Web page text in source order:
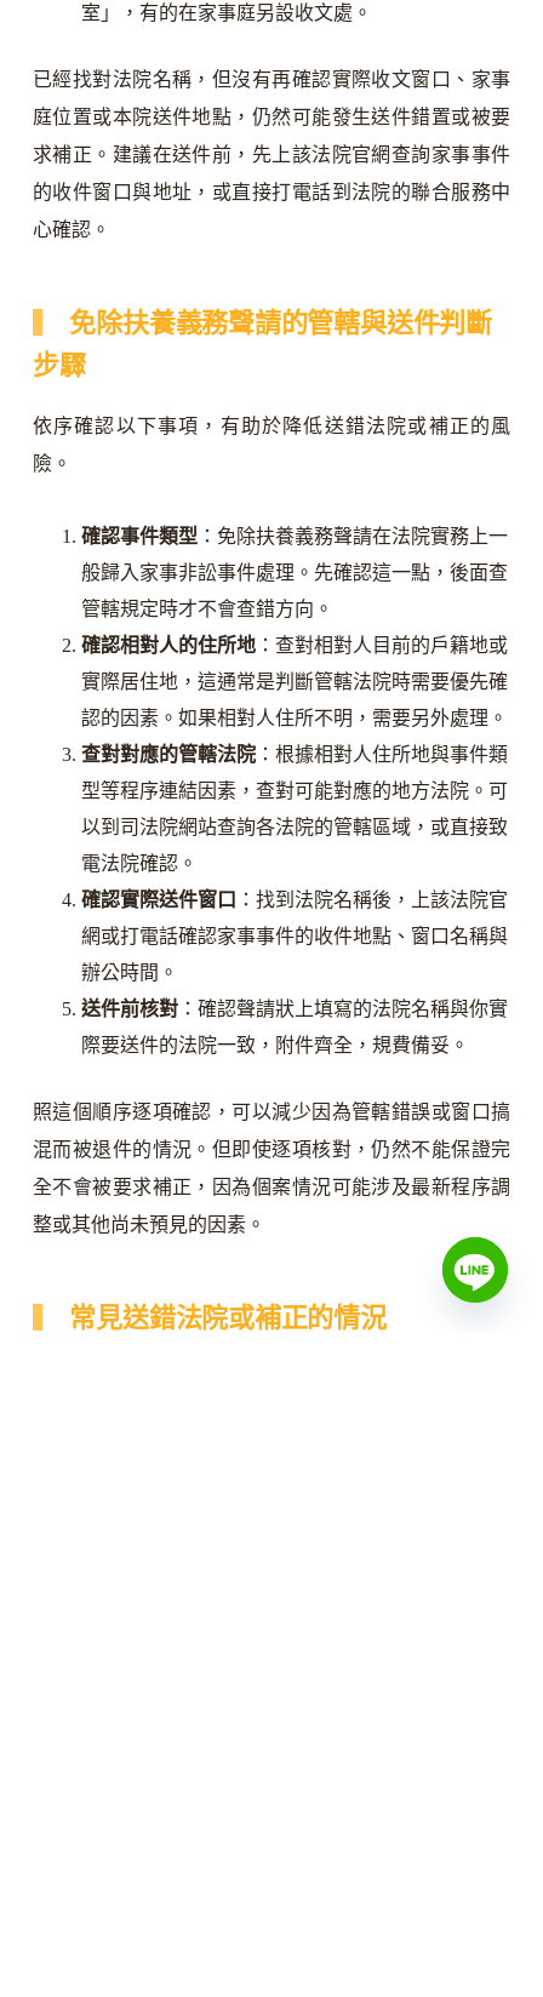
室」，有的在家事庭另設收文處。
已經找對法院名稱，但沒有再確認實際收文窗口、家事
庭位置或本院送件地點，仍然可能發生送件錯置或被要
求補正。建議在送件前，先上該法院官網查詢家事事件
的收件窗口與地址，或直接打電話到法院的聯合服務中
心確認。
免除扶養義務聲請的管轄與送件判斷
步驟
依序確認以下事項，有助於降低送錯法院或補正的風
險。
確認事件類型 ：免除扶養義務聲請在法院實務上一
般歸入家事非訟事件處理。先確認這一點，後面查
管轄規定時才不會查錯方向。
確認相對人的住所地：查對相對人目前的戶籍地或
實際居住地，這通常是判斷管轄法院時需要優先確
認的因素。如果相對人住所不明，需要另外處理。
查對對應的管轄法院：根據相對人住所地與事件類
型等程序連結因素，查對可能對應的地方法院。可
以到司法院網站查詢各法院的管轄區域，或直接致
電法院確認。
確認實際送件窗口 ：找到法院名稱後，上該法院官
網或打電話確認家事事件的收件地點、窗口名稱與
辦公時間。
送件前核對：確認聲請狀上填寫的法院名稱與你實
際要送件的法院一致，附件齊全，規費備妥。
照這個順序逐項確認，可以減少因為管轄錯誤或窗口搞
混而被退件的情況。但即使逐項核對，仍然不能保證完
全不會被要求補正，因為個案情況可能涉及最新程序調
整或其他尚未預見的因素。
常見送錯法院或補正的情況